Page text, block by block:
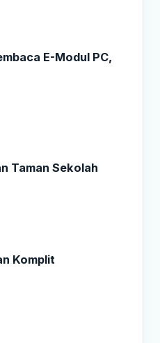
E-Modul PC,
Taman Sekolah
Komplit